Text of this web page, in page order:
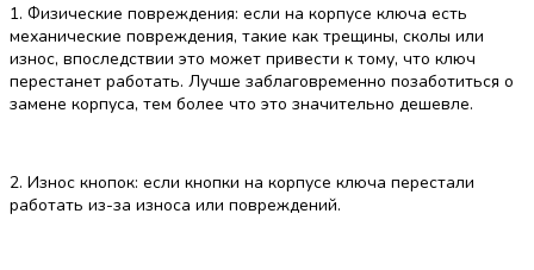
1. Физические повреждения: если на корпусе ключа есть
механические повреждения, такие как трещины, сколы или
износ, впоследствии это может привести к тому, что ключ
перестанет работать. Лучше заблаговременно позаботиться о
замене корпуса, тем более что это значительно дешевле.
2. Износ кнопок: если кнопки на корпусе ключа перестали
работать из-за износа или повреждений.